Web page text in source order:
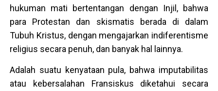
hukuman mati bertentangan dengan Injil, bahwa
para Protestan dan skismatis berada di dalam
Tubuh Kristus, dengan mengajarkan indiferentisme
religius secara penuh, dan banyak hal lainnya.
Adalah suatu kenyataan pula, bahwa imputabilitas
atau kebersalahan Fransiskus diketahui secara